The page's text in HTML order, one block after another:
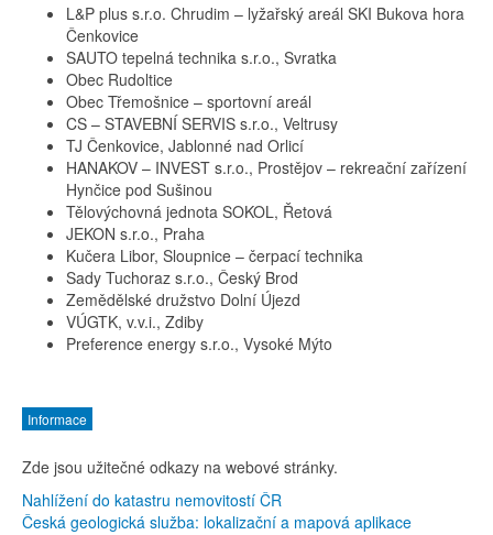
L&P plus s.r.o. Chrudim – lyžařský areál SKI Bukova hora
Čenkovice
SAUTO tepelná technika s.r.o., Svratka
Obec Rudoltice
Obec Třemošnice – sportovní areál
CS – STAVEBNÍ SERVIS s.r.o., Veltrusy
TJ Čenkovice, Jablonné nad Orlicí
HANAKOV – INVEST s.r.o., Prostějov – rekreační zařízení
Hynčice pod Sušinou
Tělovýchovná jednota SOKOL, Řetová
JEKON s.r.o., Praha
Kučera Libor, Sloupnice – čerpací technika
Sady Tuchoraz s.r.o., Český Brod
Zemědělské družstvo Dolní Újezd
VÚGTK, v.v.i., Zdiby
Preference energy s.r.o., Vysoké Mýto
Informace
Zde jsou užitečné odkazy na webové stránky.
Nahlížení do katastru nemovitostí ČR
Česká geologická služba: lokalizační a mapová aplikace